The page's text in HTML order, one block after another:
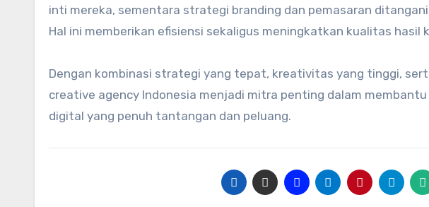
inti mereka, sementara strategi branding dan pemasaran
Hal ini memberikan efisiensi sekaligus meningkatkan kualitas hasil
Dengan kombinasi strategi yang tepat, kreativitas yang tinggi,
creative agency Indonesia menjadi mitra penting dalam
digital yang penuh tantangan dan peluang.